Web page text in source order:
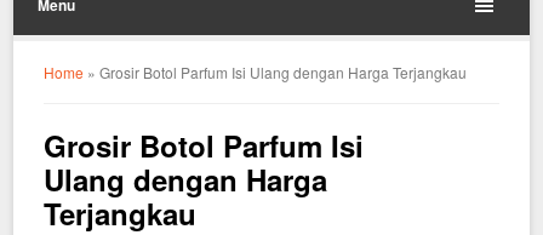
Menu
Home »Grosir Botol Parfum Isi Ulang dengan Harga Terjangkau
Grosir Botol Parfum Isi
Ulang dengan Harga
Terjangkau